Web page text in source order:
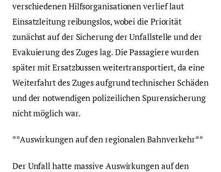
verschiedenen Hilfsorganisationen verlief laut
Einsatzleitung reibungslos, wobei die Priorität
zunächst auf der Sicherung der Unfallstelle und der
Evakuierung des Zuges lag. Die Passagiere wurden
später mit Ersatzbussen weitertransportiert, da eine
Weiterfahrt des Zuges aufgrund technischer Schäden
und der notwendigen polizeilichen Spurensicherung
nicht möglich war.
**Auswirkungen auf den regionalen Bahnverkehr**
Der Unfall hatte massive Auswirkungen auf den